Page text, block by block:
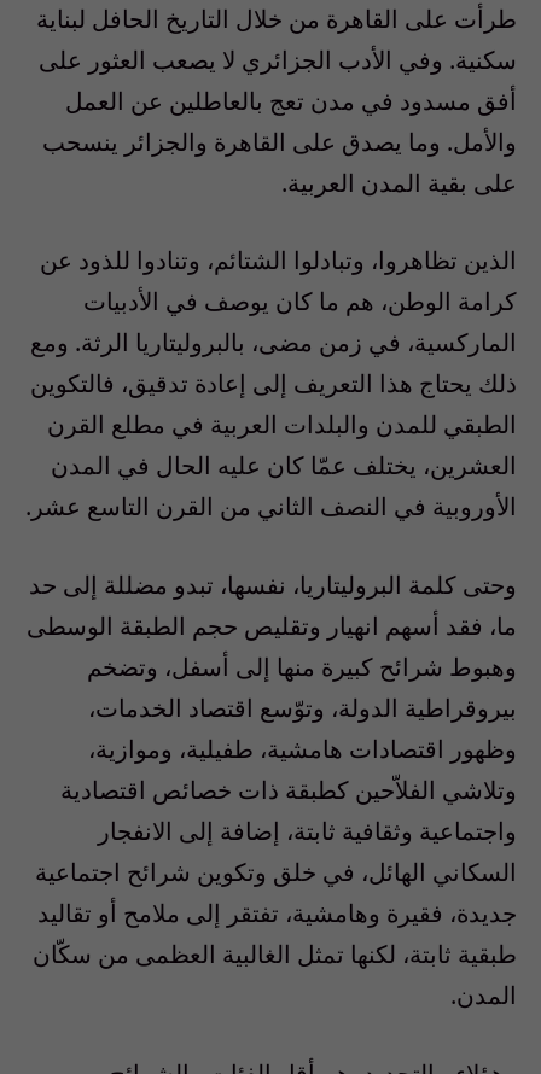
طرأت على القاهرة من خلال التاريخ الحافل لبناية
سكنية. وفي الأدب الجزائري لا يصعب العثور على
أفق مسدود في مدن تعج بالعاطلين عن العمل
والأمل. وما يصدق على القاهرة والجزائر ينسحب
على بقية المدن العربية.
الذين تظاهروا، وتبادلوا الشتائم، وتنادوا للذود عن
كرامة الوطن، هم ما كان يوصف في الأدبيات
الماركسية، في زمن مضى، بالبروليتاريا الرثة. ومع
ذلك يحتاج هذا التعريف إلى إعادة تدقيق، فالتكوين
الطبقي للمدن والبلدات العربية في مطلع القرن
العشرين، يختلف عمّا كان عليه الحال في المدن
الأوروبية في النصف الثاني من القرن التاسع عشر.
وحتى كلمة البروليتاريا، نفسها، تبدو مضللة إلى حد
ما، فقد أسهم انهيار وتقليص حجم الطبقة الوسطى
وهبوط شرائح كبيرة منها إلى أسفل، وتضخم
بيروقراطية الدولة، وتوّسع اقتصاد الخدمات،
وظهور اقتصادات هامشية، طفيلية، وموازية،
وتلاشي الفلاّحين كطبقة ذات خصائص اقتصادية
واجتماعية وثقافية ثابتة، إضافة إلى الانفجار
السكاني الهائل، في خلق وتكوين شرائح اجتماعية
جديدة، فقيرة وهامشية، تفتقر إلى ملامح أو تقاليد
طبقية ثابتة، لكنها تمثل الغالبية العظمى من سكّان
المدن.